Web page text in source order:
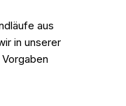
aus
in unserer